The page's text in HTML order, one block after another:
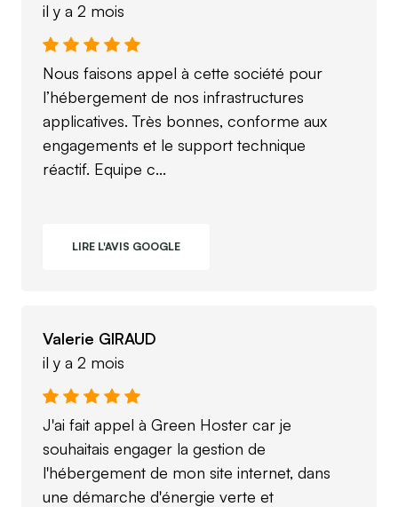
il y a 2 mois
Nous faisons appel à cette société pour
l’hébergement de nos infrastructures
applicatives. Très bonnes, conforme aux
engagements et le support technique
réactif. Equipe c...
LIRE L'AVIS GOOGLE
Valerie GIRAUD
il y a 2 mois
J'ai fait appel à Green Hoster car je
souhaitais engager la gestion de
l'hébergement de mon site internet, dans
une démarche d'énergie verte et